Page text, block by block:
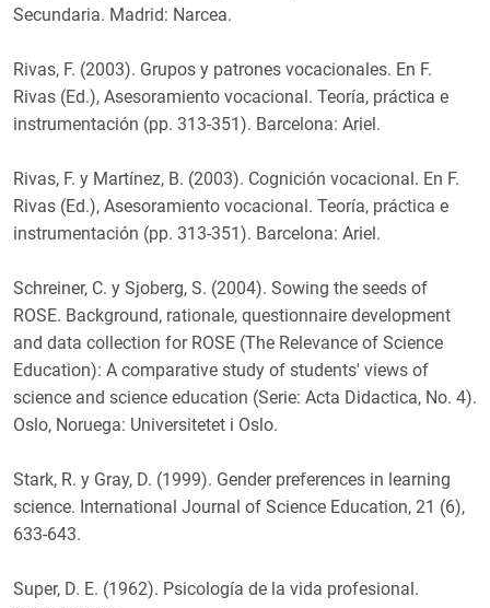
Secundaria. Madrid: Narcea.
Rivas, F. (2003). Grupos y patrones vocacionales. En F.
Rivas (Ed.), Asesoramiento vocacional. Teoría, práctica e
instrumentación (pp. 313-351). Barcelona: Ariel.
Rivas, F. y Martínez, B. (2003). Cognición vocacional. En F.
Rivas (Ed.), Asesoramiento vocacional. Teoría, práctica e
instrumentación (pp. 313-351). Barcelona: Ariel.
Schreiner, C. y Sjoberg, S. (2004). Sowing the seeds of
ROSE. Background, rationale, questionnaire development
and data collection for ROSE (The Relevance of Science
Education): A comparative study of students' views of
science and science education (Serie: Acta Didactica, No. 4).
Oslo, Noruega: Universitetet i Oslo.
Stark, R. y Gray, D. (1999). Gender preferences in learning
science. International Journal of Science Education, 21 (6),
633-643.
Super, D. E. (1962). Psicología de la vida profesional.